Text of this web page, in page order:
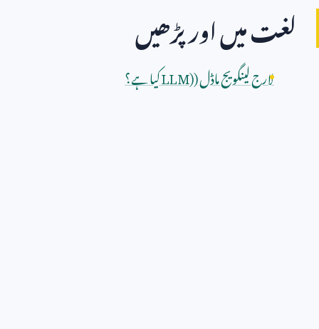
لغت میں اور پڑھیں
لارج لینگویج ماڈل (LLM)کیا ہے؟